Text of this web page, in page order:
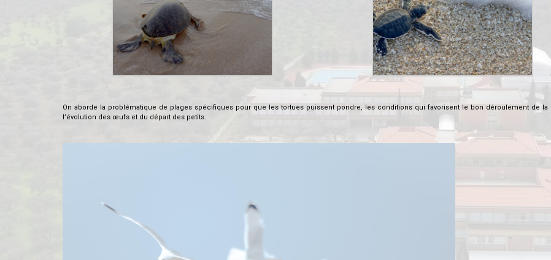
On aborde la problématique de plages spécifiques pour que les tortues puissent pondre, les conditions qui favorisent le bon déroulement de la
l’évolution des œufs et du départ des petits.